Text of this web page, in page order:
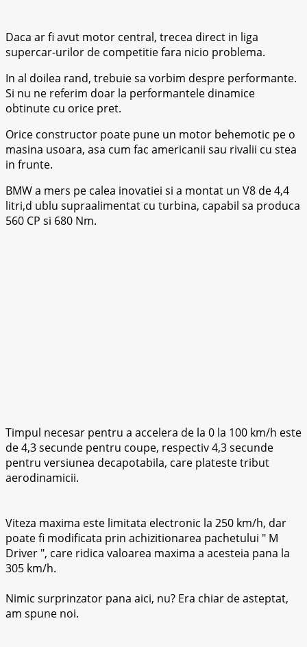
Daca ar fi avut motor central, trecea direct in liga
supercar-urilor de competitie fara nicio problema.
In al doilea rand, trebuie sa vorbim despre performante.
Si nu ne referim doar la performantele dinamice
obtinute cu orice pret.
Orice constructor poate pune un motor behemotic pe o
masina usoara, asa cum fac americanii sau rivalii cu stea
in frunte.
BMW a mers pe calea inovatiei si a montat un V8 de 4,4
litri,d ublu supraalimentat cu turbina, capabil sa produca
560 CP si 680 Nm.
Timpul necesar pentru a accelera de la 0 la 100 km/h este
de 4,3 secunde pentru coupe, respectiv 4,3 secunde
pentru versiunea decapotabila, care plateste tribut
aerodinamicii.
Viteza maxima este limitata electronic la 250 km/h, dar
poate fi modificata prin achizitionarea pachetului
M
Driver , care ridica valoarea maxima a acesteia pana la
305 km/h.
Nimic surprinzator pana aici, nu? Era chiar de asteptat,
am spune noi.